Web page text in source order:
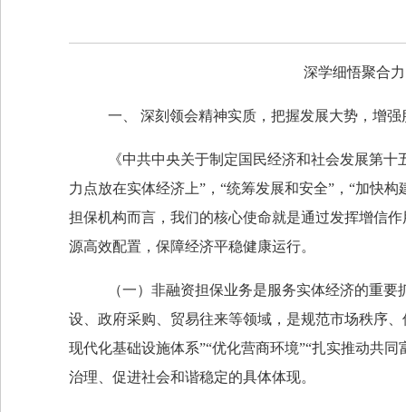
深学细悟聚合力
一、 深刻领会精神实质，把握发展大势，增
《中共中央关于制定国民经济和社会发展第
力点放在实体经济上”，“统筹发展和安全”，“加快
担保机构而言，我们的核心使命就是通过发挥增信
源高效配置，保障经济平稳健康运行。
（一）非融资担保业务是服务实体经济的重要
设、政府采购、贸易往来等领域，是规范市场秩序
现代化基础设施体系”“优化营商环境”“扎实推动共
治理、促进社会和谐稳定的具体体现。